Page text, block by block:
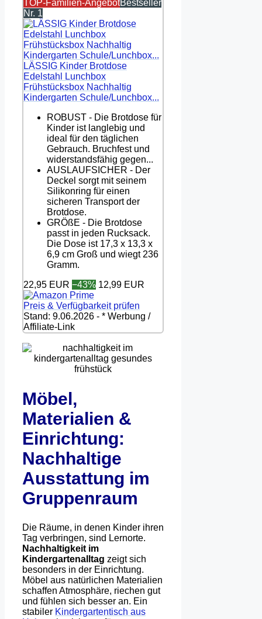
TOP-Familien-AngebotBestseller
Nr. 1
LÄSSIG Kinder Brotdose
Edelstahl Lunchbox
Frühstücksbox Nachhaltig
Kindergarten Schule/Lunchbox...
ROBUST - Die Brotdose für
Kinder ist langlebig und
ideal für den täglichen
Gebrauch. Bruchfest und
widerstandsfähig gegen...
AUSLAUFSICHER - Der
Deckel sorgt mit seinem
Silikonring für einen
sicheren Transport der
Brotdose.
GRÖßE - Die Brotdose
passt in jeden Rucksack.
Die Dose ist 17,3 x 13,3 x
6,9 cm Groß und wiegt 236
Gramm.
22,95 EUR −43% 12,99 EUR
Preis & Verfügbarkeit prüfen
Stand: 9.06.2026 - * Werbung /
Affiliate-Link
Möbel,
Materialien &
Einrichtung:
Nachhaltige
Ausstattung im
Gruppenraum
Die Räume, in denen Kinder ihren
Tag verbringen, sind Lernorte.
Nachhaltigkeit im
Kindergartenalltag zeigt sich
besonders in der Einrichtung.
Möbel aus natürlichen Materialien
schaffen Atmosphäre, riechen gut
und fühlen sich besser an. Ein
stabiler Kindergartentisch aus